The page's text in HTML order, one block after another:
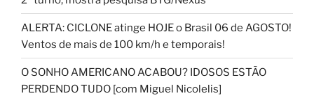
ALERTA: CICLONE atinge HOJE o Brasil 06 de AGOSTO!
Ventos de mais de 100 km/h e temporais!
O SONHO AMERICANO ACABOU? IDOSOS ESTÃO
PERDENDO TUDO [com Miguel Nicolelis]